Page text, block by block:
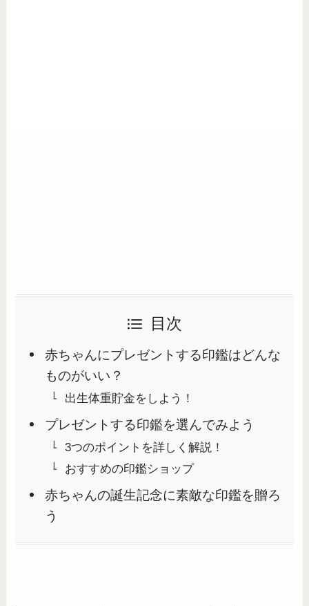
目次
赤ちゃんにプレゼントする印鑑はどんな
ものがいい？
出生体重貯金をしよう！
プレゼントする印鑑を選んでみよう
3つのポイントを詳しく解説！
おすすめの印鑑ショップ
赤ちゃんの誕生記念に素敵な印鑑を贈ろ
う